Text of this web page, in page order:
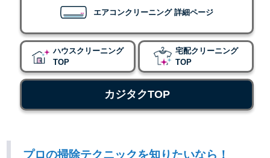
エアコンクリーニング 詳細ページ
ハウスクリーニング
TOP
宅配クリーニング
TOP
カジタクTOP
プロの掃除テクニックを知りたいなら！